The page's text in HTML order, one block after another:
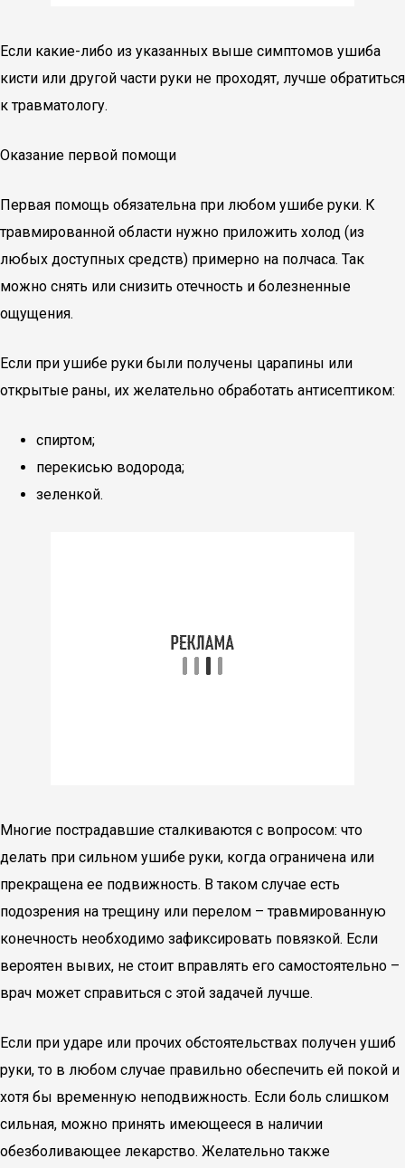
Если какие-либо из указанных выше симптомов ушиба
кисти или другой части руки не проходят, лучше обратиться
к травматологу.
Оказание первой помощи
Первая помощь обязательна при любом ушибе руки. К
травмированной области нужно приложить холод (из
любых доступных средств) примерно на полчаса. Так
можно снять или снизить отечность и болезненные
ощущения.
Если при ушибе руки были получены царапины или
открытые раны, их желательно обработать антисептиком:
спиртом;
перекисью водорода;
зеленкой.
Многие пострадавшие сталкиваются с вопросом: что
делать при сильном ушибе руки, когда ограничена или
прекращена ее подвижность. В таком случае есть
подозрения на трещину или перелом – травмированную
конечность необходимо зафиксировать повязкой. Если
вероятен вывих, не стоит вправлять его самостоятельно –
врач может справиться с этой задачей лучше.
Если при ударе или прочих обстоятельствах получен ушиб
руки, то в любом случае правильно обеспечить ей покой и
хотя бы временную неподвижность. Если боль слишком
сильная, можно принять имеющееся в наличии
обезболивающее лекарство. Желательно также